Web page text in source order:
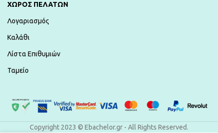
ΧΏΡΟΣ ΠΕΛΑΤΏΝ
Λογαριασμός
Καλάθι
Λίστα Επιθυμιών
Ταμείο
Copyright 2023 © Ebachelor.gr - All Rights Reserved.